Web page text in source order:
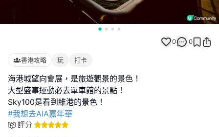
0 0
香港攻略 玩 打卡
海港城望向會展，是旅遊觀景的景色！
大型盛事運動必去單車館的景點！
#我想去AIA嘉年華
評分